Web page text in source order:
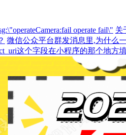
operate fail\" 关
微信公众平台群发消息里,为什么
这个字段在小程序的那个地方